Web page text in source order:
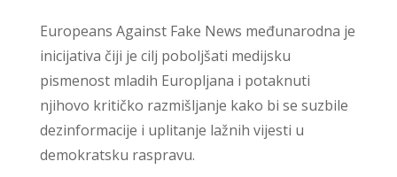
Europeans Against Fake News međunarodna je
inicijativa čiji je cilj poboljšati medijsku
pismenost mladih Europljana i potaknuti
njihovo kritičko razmišljanje kako bi se suzbile
dezinformacije i uplitanje lažnih vijesti u
demokratsku raspravu.